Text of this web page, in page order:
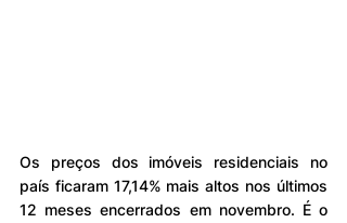
Os preços dos imóveis residenciais no
país ficaram 17,14% mais altos nos últimos
12 meses encerrados em novembro. É o